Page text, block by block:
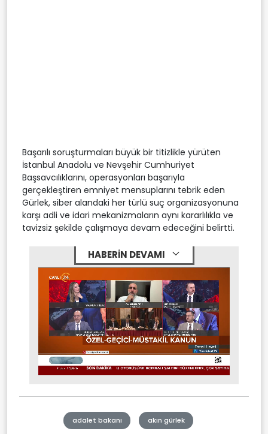
Başarılı soruşturmaları büyük bir titizlikle yürüten
İstanbul Anadolu ve Nevşehir Cumhuriyet
Başsavcılıklarını, operasyonları başarıyla
gerçekleştiren emniyet mensuplarını tebrik eden
Gürlek, siber alandaki her türlü suç organizasyonuna
karşı adli ve idari mekanizmaların aynı kararlılıkla ve
tavizsiz şekilde çalışmaya devam edeceğini belirtti.
HABERİN DEVAMI
Mute Stream
adalet bakanı akın gürlek